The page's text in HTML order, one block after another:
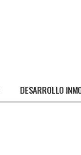
DESARROLLO